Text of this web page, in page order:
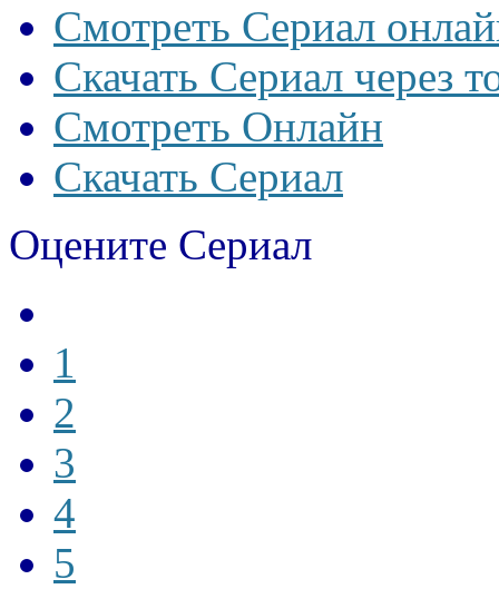
Смотреть Сериал
Скачать Сериал через
Смотреть Онлайн
Скачать Сериал
Оцените Сериал
1
2
3
4
5